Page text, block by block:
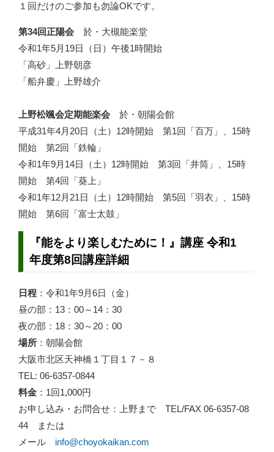
１回だけのご参加も勿論OKです。
第34回正陽会 於・大槻能楽堂
令和1年5月19日（日）午後1時開始
「高砂」上野朝彦
「船弁慶」上野雄介
上野松颯会定期能楽会 於・朝陽会館
平成31年4月20日（土）12時開始 第1回「百万」、15時
開始 第2回「鉄輪」
令和1年9月14日（土）12時開始 第3回「井筒」、15時
開始 第4回「葵上」
令和1年12月21日（土）12時開始 第5回「羽衣」、15時
開始 第6回「富士太鼓」
『能をより楽しむために！』講座 令和1
年度第8回講座詳細
日程 ：令和1年9月6日（金）
昼の部：13：00～14：30
夜の部：18：30～20：00
場所 ：朝陽会館
大阪市北区天神橋１丁目１７－８
TEL: 06-6357-0844
料金 ：1回1,000円
お申し込み・お問合せ：上野まで TEL/FAX 06-6357-08
44 または
メール info@choyokaikan.com